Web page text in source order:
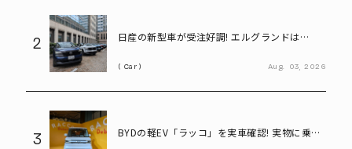
2
日産の新型車が受注好調! エルグランドは
Car Aug. 03, 2026
3
BYDの軽EV「ラッコ」を実車確認! 実物に乗り